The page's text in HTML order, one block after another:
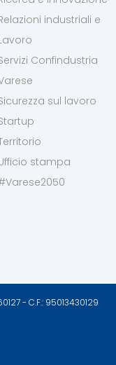
industriali e
Confindustria
sul lavoro
stampa
- C.F.: 95013430129